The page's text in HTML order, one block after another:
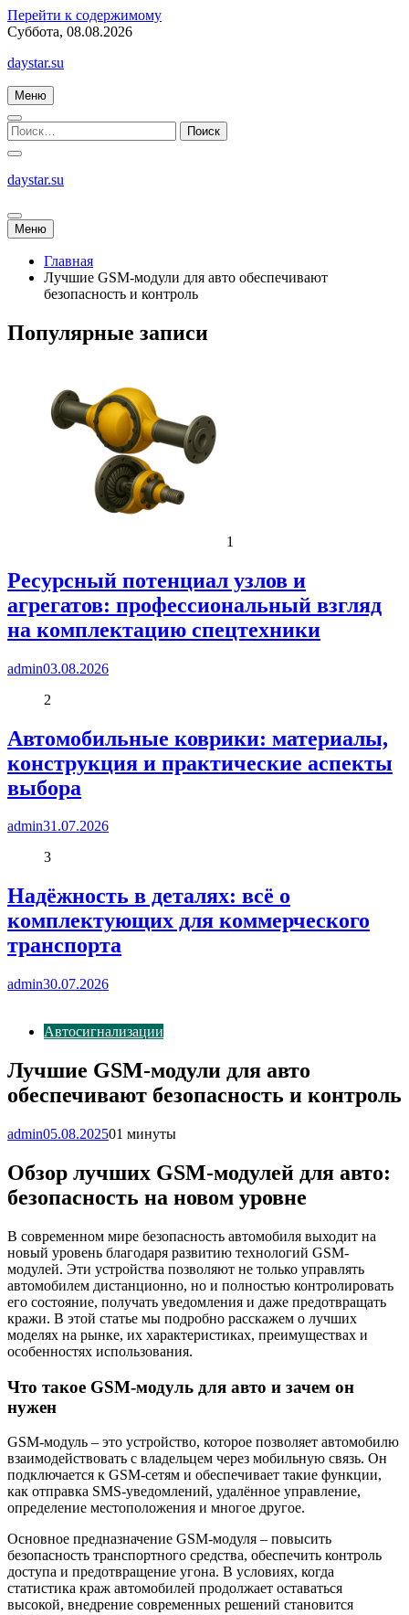
Перейти к содержимому
Суббота, 08.08.2026
daystar.su
Меню
daystar.su
Меню
Главная
Лучшие GSM-модули для авто обеспечивают
безопасность и контроль
Популярные записи
1
Ресурсный потенциал узлов и
агрегатов: профессиональный взгляд
на комплектацию спецтехники
admin03.08.2026
2
Автомобильные коврики: материалы,
конструкция и практические аспекты
выбора
admin31.07.2026
3
Надёжность в деталях: всё о
комплектующих для коммерческого
транспорта
admin30.07.2026
Автосигнализации
Лучшие GSM-модули для авто
обеспечивают безопасность и контроль
admin05.08.202501 минуты
Обзор лучших GSM-модулей для авто:
безопасность на новом уровне
В современном мире безопасность автомобиля выходит на
новый уровень благодаря развитию технологий GSM-
модулей. Эти устройства позволяют не только управлять
автомобилем дистанционно, но и полностью контролировать
его состояние, получать уведомления и даже предотвращать
кражи. В этой статье мы подробно расскажем о лучших
моделях на рынке, их характеристиках, преимуществах и
особенностях использования.
Что такое GSM-модуль для авто и зачем он
нужен
GSM-модуль – это устройство, которое позволяет автомобилю
взаимодействовать с владельцем через мобильную связь. Он
подключается к GSM-сетям и обеспечивает такие функции,
как отправка SMS-уведомлений, удалённое управление,
определение местоположения и многое другое.
Основное предназначение GSM-модуля – повысить
безопасность транспортного средства, обеспечить контроль
доступа и предотвращение угона. В условиях, когда
статистика краж автомобилей продолжает оставаться
высокой, внедрение современных решений становится